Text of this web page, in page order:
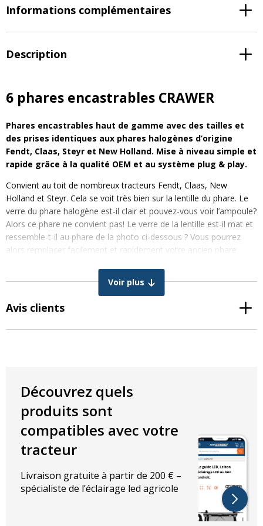
Informations complémentaires
Description
6 phares encastrables CRAWER
Phares encastrables haut de gamme avec des tailles et
des prises identiques aux phares halogènes d’origine
Fendt, Claas, Steyr et New Holland. Mise à niveau simple et
rapide grâce à la qualité OEM et au système plug & play.
Convient au toit de nombreux tracteurs Fendt, Claas, New
Holland et Steyr. Cela se voit très bien sur la lentille du phare. Le
verre du phare halogène est-il clair et pouvez-vous voir l’ampoule?
Alors ce phare ne convient pas! Le verre de la lentille est-il mat et
ressemble-t-il au phare de la photo ci-dessous ? Vous pourrez
alors remplacer facilement et rapidement votre ancien phare
Le verre de la lentille est-il mat et ressemble-t-il au phare de la
photo ci-dessous? Alors ce phare encastrable LED convient!
Voir plus
Avis clients
Découvrez quels
produits sont
compatibles avec votre
tracteur
Livraison gratuite à partir de 200 € –
spécialiste de l’éclairage led agricole